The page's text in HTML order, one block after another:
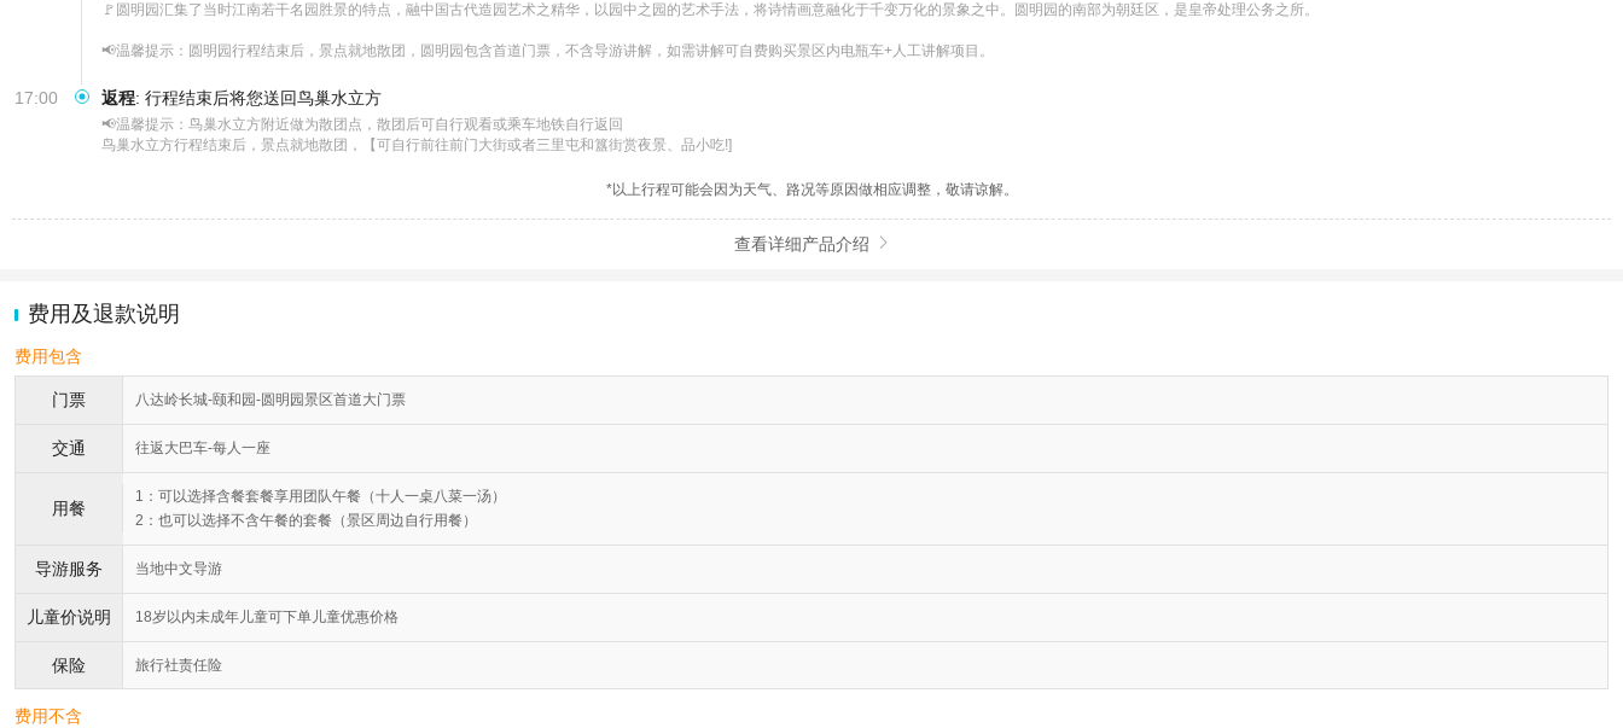
🚩圆明园汇集了当时江南若干名园胜景的特点，融中国古代造园艺术之精华，以园中之园的艺术手法，将诗情画意融化于千变万化的景象之中。圆明园的南部为朝廷区，是皇帝处理公务之所。
📢温馨提示：圆明园行程结束后，景点就地散团，圆明园包含首道门票，不含导游讲解，如需讲解可自费购买景区内电瓶车+人工讲解项目。
17:00 返程: 行程结束后将您送回鸟巢水立方
📢温馨提示：鸟巢水立方附近做为散团点，散团后可自行观看或乘车地铁自行返回
鸟巢水立方行程结束后，景点就地散团，【可自行前往前门大街或者三里屯和簋街赏夜景、品小吃!]
*以上行程可能会因为天气、路况等原因做相应调整，敬请谅解。
查看详细产品介绍 
费用及退款说明
费用包含
门票 八达岭长城-颐和园-圆明园景区首道大门票
交通 往返大巴车-每人一座
用餐
1：可以选择含餐套餐享用团队午餐（十人一桌八菜一汤）
2：也可以选择不含午餐的套餐（景区周边自行用餐）
导游服务 当地中文导游
儿童价说明 18岁以内未成年儿童可下单儿童优惠价格
保险 旅行社责任险
费用不含